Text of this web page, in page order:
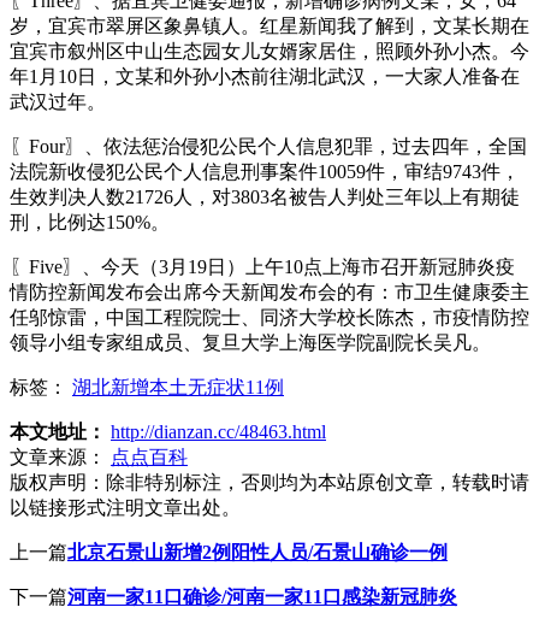
岁，宜宾市翠屏区象鼻镇人。红星新闻我了解到，文某长期在
宜宾市叙州区中山生态园女儿女婿家居住，照顾外孙小杰。今
年1月10日，文某和外孙小杰前往湖北武汉，一大家人准备在
武汉过年。
〖Four〗、依法惩治侵犯公民个人信息犯罪，过去四年，全国
法院新收侵犯公民个人信息刑事案件10059件，审结9743件，
生效判决人数21726人，对3803名被告人判处三年以上有期徒
刑，比例达150%。
〖Five〗、今天（3月19日）上午10点上海市召开新冠肺炎疫
情防控新闻发布会出席今天新闻发布会的有：市卫生健康委主
任邬惊雷，中国工程院院士、同济大学校长陈杰，市疫情防控
领导小组专家组成员、复旦大学上海医学院副院长吴凡。
标签： 湖北新增本土无症状11例
本文地址： http://dianzan.cc/48463.html
文章来源：
点点百科
版权声明： 除非特别标注，否则均为本站原创文章，转载时请
以链接形式注明文章出处。
上一篇北京石景山新增2例阳性人员/石景山确诊一例
下一篇河南一家11口确诊/河南一家11口感染新冠肺炎